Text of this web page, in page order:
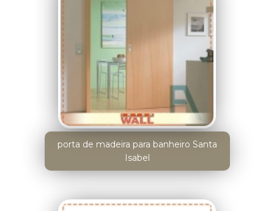
porta de madeira para banheiro Santa
Isabel